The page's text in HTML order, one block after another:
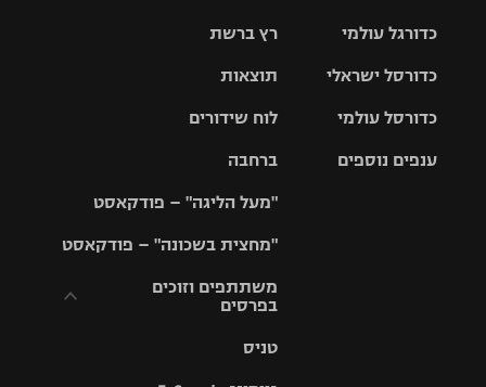
רץ ברשת
תוצאות
לוח שידורים
ברחבה
"מעל הליגה" – פודקאסט
"מחצית בשכונה" – פודקאסט
משתתפים וזוכים
בפרסים
וזוכים בפרסים
טניס
גביע הטוטו
כדורגל עולמי
האלופות
ליגה
כדורסל ישראלי
סל
כדורסל עולמי
ענפים נוספים